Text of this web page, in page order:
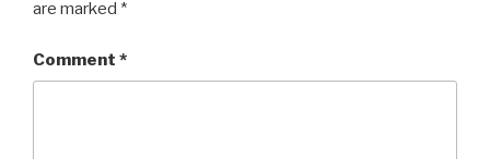
are marked *
Comment *